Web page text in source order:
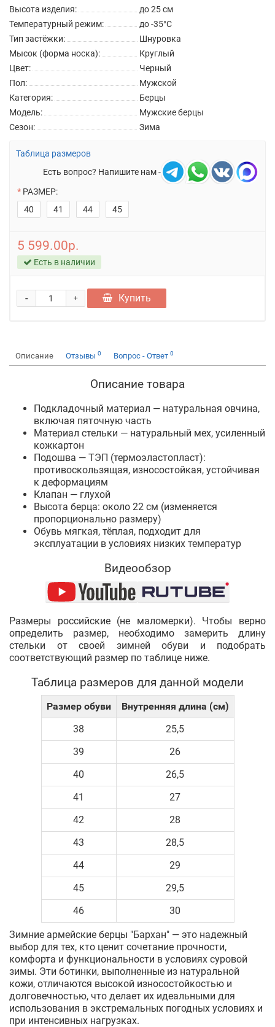
Высота изделия:
до 25 см
Температурный режим:
до -35°C
Тип застёжки:
Шнуровка
Мысок (форма носка):
Круглый
Цвет:
Черный
Пол:
Мужской
Категория:
Берцы
Модель:
Мужские берцы
Сезон:
Зима
Таблица размеров
Есть вопрос? Напишите нам -
РАЗМЕР:
40
41 44 45
5 599.00р.
Есть в наличии
+
- Купить
Описание Отзывы 0 Вопрос - Ответ 0
Описание товара
Подкладочный материал — натуральная овчина,
включая пяточную часть
Материал стельки — натуральный мех, усиленный
кожкартон
Подошва — ТЭП (термоэластопласт):
противоскользящая, износостойкая, устойчивая
к деформациям
Клапан — глухой
Высота берца: около 22 см (изменяется
пропорционально размеру)
Обувь мягкая, тёплая, подходит для
эксплуатации в условиях низких температур
Видеообзор
Размеры российские (не маломерки). Чтобы верно
определить размер, необходимо замерить длину
стельки от своей зимней обуви и подобрать
соответствующий размер по таблице ниже.
Таблица размеров для данной модели
Размер обуви
Внутренняя длина (см)
38
25,5
39
26
40
26,5
41
27
42
28
43
28,5
44
29
45
29,5
46
30
Зимние армейские берцы "Бархан" — это надежный
выбор для тех, кто ценит сочетание прочности,
комфорта и функциональности в условиях суровой
зимы. Эти ботинки, выполненные из натуральной
кожи, отличаются высокой износостойкостью и
долговечностью, что делает их идеальными для
использования в экстремальных погодных условиях и
при интенсивных нагрузках.